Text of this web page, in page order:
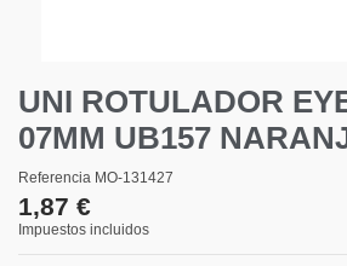
UNI ROTULADOR
07MM UB157
Referencia MO-131427
1,87 €
Impuestos incluidos